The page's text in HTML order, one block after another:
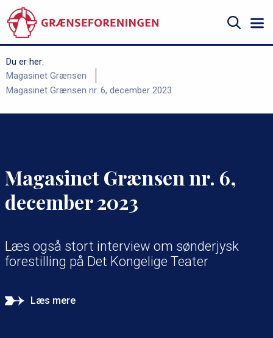
til
hovedindhold
Søg
Du er her:
Magasinet Grænsen
Magasinet Grænsen nr. 6, december 2023
Magasinet Grænsen nr. 6,
december 2023
Læs også stort interview om sønderjysk
forestilling på Det Kongelige Teater
Læs mere